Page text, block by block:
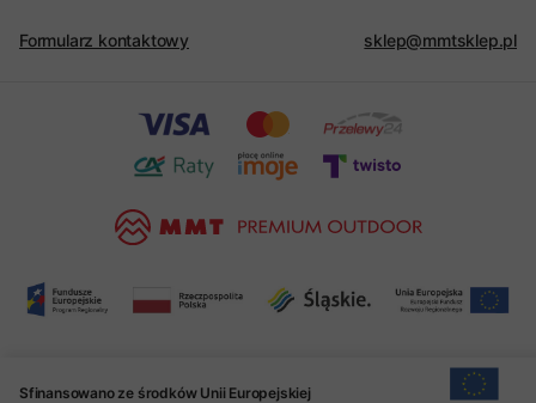
Formularz kontaktowy sklep@mmtsklep.pl
Sfinansowano ze środków Unii Europejskiej